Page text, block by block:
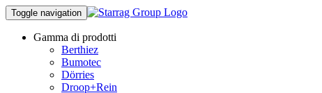
Toggle navigation
Gamma di prodotti
Berthiez
Bumotec
Dörries
Droop+Rein